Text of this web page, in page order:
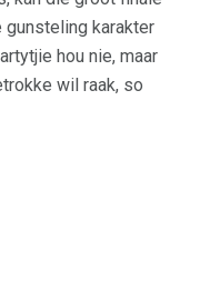
gunsteling karakter
hou nie, maar
wil raak, so